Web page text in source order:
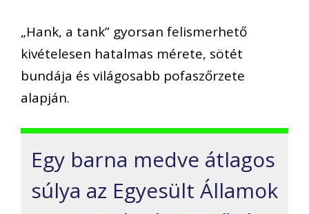
„Hank, a tank” gyorsan felismerhető
kivételesen hatalmas mérete, sötét
bundája és világosabb pofaszőrzete
alapján.
Egy barna medve átlagos
súlya az Egyesült Államok